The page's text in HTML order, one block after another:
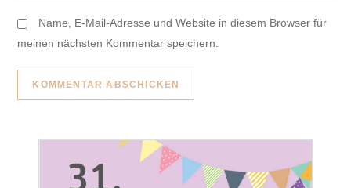
Name, E-Mail-Adresse und Website in diesem Browser für
meinen nächsten Kommentar speichern.